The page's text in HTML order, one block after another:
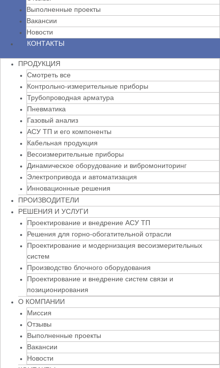
Выполненные проекты
Вакансии
Новости
КОНТАКТЫ
ПРОДУКЦИЯ
Смотреть все
Контрольно-измерительные приборы
Трубопроводная арматура
Пневматика
Газовый анализ
АСУ ТП и его компоненты
Кабельная продукция
Весоизмерительные приборы
Динамическое оборудование и вибромониторинг
Электропривода и автоматизация
Инновационные решения
ПРОИЗВОДИТЕЛИ
РЕШЕНИЯ И УСЛУГИ
Проектирование и внедрение АСУ ТП
Решения для горно-обогатительной отрасли
Проектирование и модернизация весоизмерительных
систем
Производство блочного оборудования
Проектирование и внедрение систем связи и
позиционирования
О КОМПАНИИ
Миссия
Отзывы
Выполненные проекты
Вакансии
Новости